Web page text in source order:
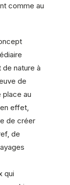
comme au
de nature à
de
place au
effet,
de créer
de
qui